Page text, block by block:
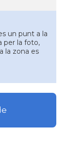
un punt a la
per la foto,
la zona es